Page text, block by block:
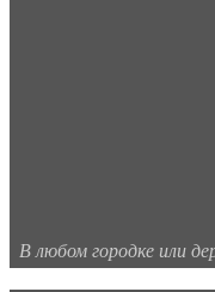
В любом городке или